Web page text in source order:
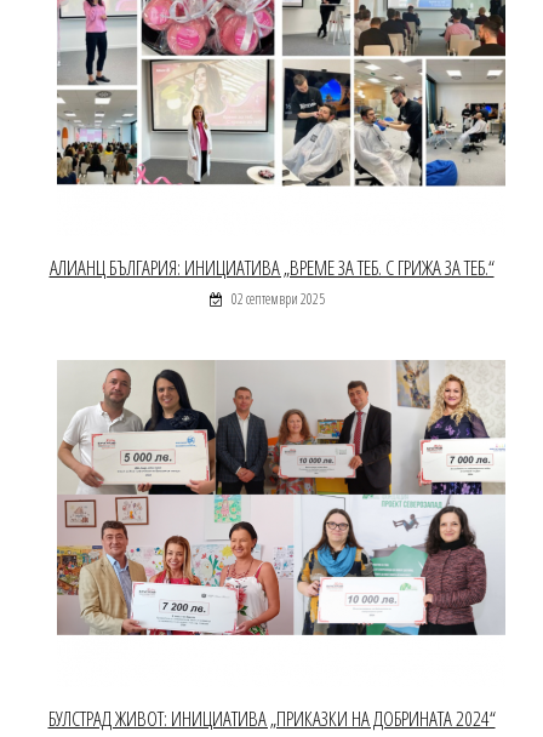
АЛИАНЦ БЪЛГАРИЯ: ИНИЦИАТИВА „ВРЕМЕ ЗА ТЕБ. С ГРИЖА ЗА ТЕБ.“
02 септември 2025
БУЛСТРАД ЖИВОТ: ИНИЦИАТИВА „ПРИКАЗКИ НА ДОБРИНАТА 2024“